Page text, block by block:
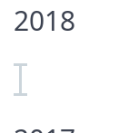
2018